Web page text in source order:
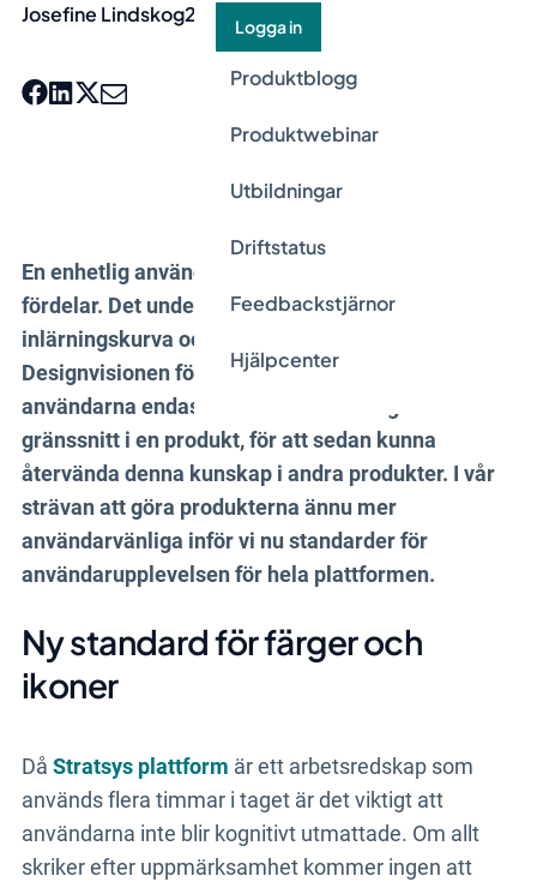
Logga in
Produktblogg
Produktwebinar
Utbildningar
Driftstatus
Feedbackstjärnor
Hjälpcenter
Josefine Lindskog2 min
En enhetlig användarupplevelse har många
fördelar. Det underlättar användarens
inlärningskurva och ökar användarnöjdheten.
Designvisionen för Stratsys plattform innefattar att
användarna endast ska behöva lära sig ett
gränssnitt i en produkt, för att sedan kunna
återvända denna kunskap i andra produkter. I vår
strävan att göra produkterna ännu mer
användarvänliga inför vi nu standarder för
användarupplevelsen för hela plattformen.
Ny standard för färger och
ikoner
Då Stratsys plattform är ett arbetsredskap som
används flera timmar i taget är det viktigt att
användarna inte blir kognitivt utmattade. Om allt
skriker efter uppmärksamhet kommer ingen att